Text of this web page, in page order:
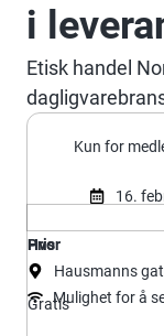
i
Etisk handel
Kun for
16.
Hvor
Hausmanns
Mulighet for å
Pris
Gratis